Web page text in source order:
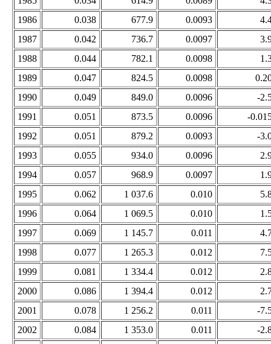
1986
0.038 677.9 0.0093
1987
0.042 736.7 0.0097
1988
0.044 782.1 0.0098
1989
0.047 824.5 0.0098
1990
0.049 849.0 0.0096
-
1991
0.051 873.5 0.0096
-
1992
0.051 879.2 0.0093
-
1993
0.055 934.0 0.0096
1994
0.057 968.9 0.0097
1995
0.062 1 037.6 0.010
1996
0.064 1 069.5 0.010
1997
0.069 1 145.7 0.011
1998
0.077 1 265.3 0.012
1999
0.081 1 334.4 0.012
2000
0.086 1 394.4 0.012
2001
0.078 1 256.2 0.011
-
2002
0.084 1 353.0 0.011
-